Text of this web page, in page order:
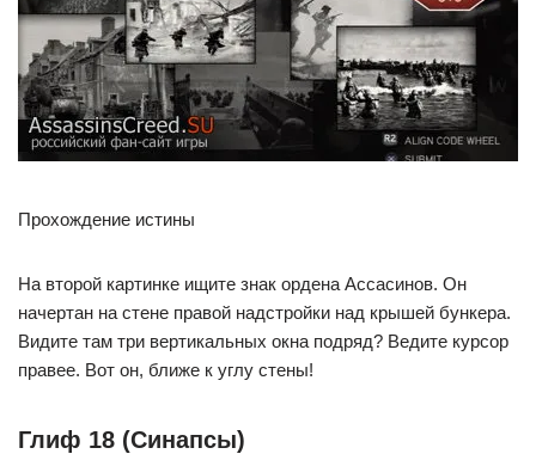
Прохождение истины
На второй картинке ищите знак ордена Ассасинов. Он
начертан на стене правой надстройки над крышей бункера.
Видите там три вертикальных окна подряд? Ведите курсор
правее. Вот он, ближе к углу стены!
Глиф 18 (Синапсы)